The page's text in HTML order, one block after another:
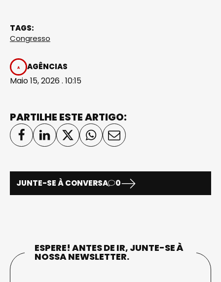
TAGS:
Congresso
AGÊNCIAS
Maio 15, 2026 . 10:15
PARTILHE ESTE ARTIGO:
JUNTE-SE À CONVERSA 0
ESPERE! ANTES DE IR, JUNTE-SE À
NOSSA NEWSLETTER.